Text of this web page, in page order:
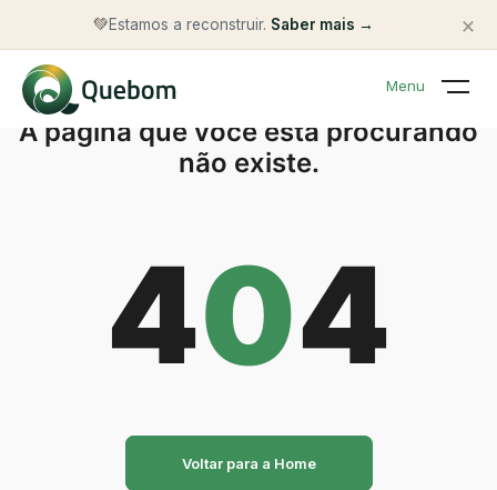
💚Estamos a reconstruir. Saber mais → ×
Menu
A página que você está procurando
não existe.
404
Voltar para a Home